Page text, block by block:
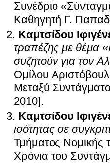
Συνέδριο
Καθηγητή Γ.
Καμτσίδου
τραπέζης με θέμα
συζητούν για τον
Ομίλου
Μεταξύ
2010] .
Καμτσίδου
ισότητας σε
Τμήματος Νομικής
Χρόνια του